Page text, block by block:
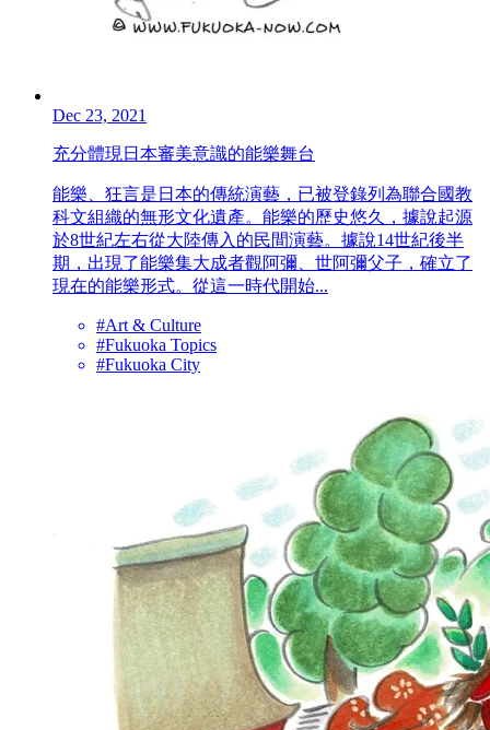
Dec 23, 2021
充分體現日本審美意識的能樂舞台
能樂、狂言是日本的傳統演藝，已被登錄列為聯合國教
科文組織的無形文化遺產。能樂的歷史悠久，據說起源
於8世紀左右從大陸傳入的民間演藝。據說14世紀後半
期，出現了能樂集大成者觀阿彌、世阿彌父子，確立了
現在的能樂形式。從這一時代開始...
#Art & Culture
#Fukuoka Topics
#Fukuoka City